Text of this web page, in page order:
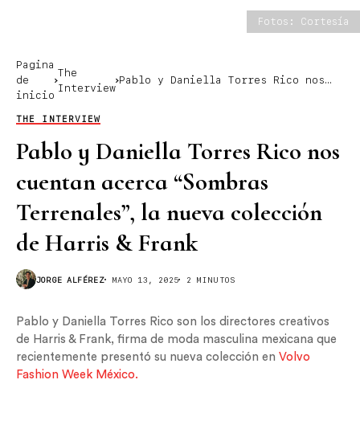
Fotos: Cortesía
Pagina
de
inicio
The
Interview
Pablo y Daniella Torres Rico nos
THE INTERVIEW
Pablo y Daniella Torres Rico nos
cuentan acerca “Sombras
Terrenales”, la nueva colección
de Harris & Frank
JORGE ALFÉREZ MAYO 13, 2025 2 MINUTOS
Pablo y Daniella Torres Rico son los directores creativos
de Harris & Frank, firma de moda masculina mexicana que
recientemente presentó su nueva colección en Volvo
Fashion Week México.